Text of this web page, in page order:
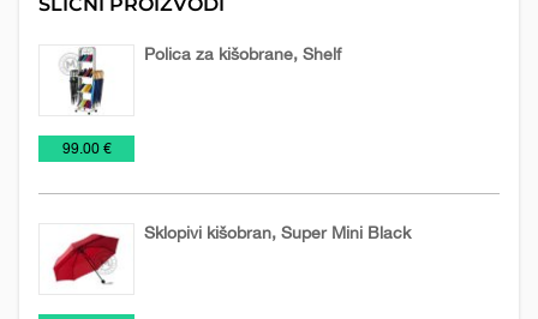
Polica za kišobrane, Shelf
99.00 €
Sklopivi kišobran, Super Mini Black